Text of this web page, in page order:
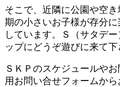
そこで、近隣に公園や空
期の小さいお子様が存分
しています。Ｓ（サタデ
ップにどうぞ遊びに来て下
ＳＫＰのスケジュールや
用お問い合せフォームから